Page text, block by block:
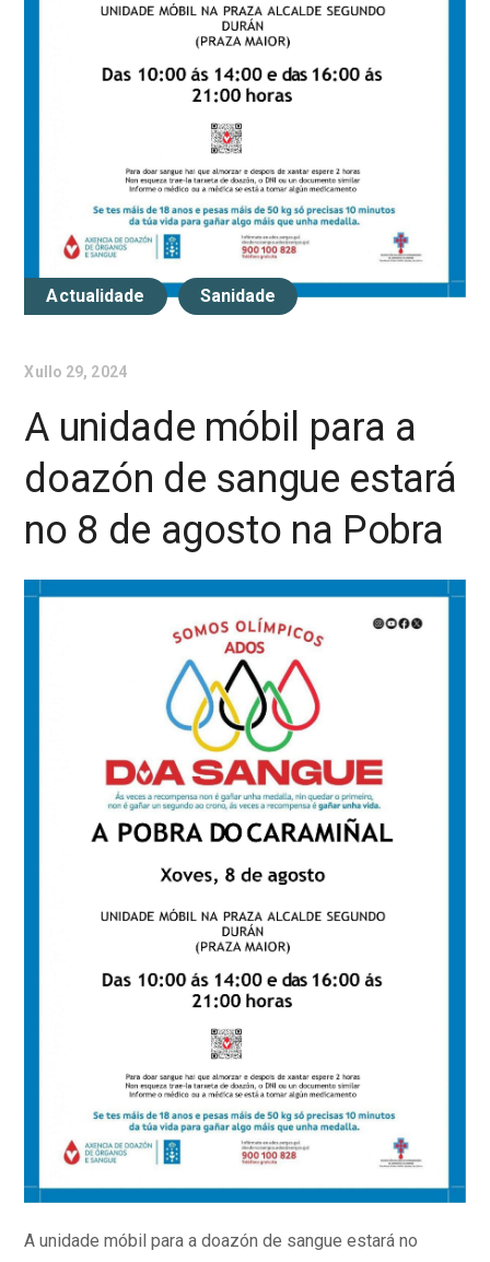
Actualidade Sanidade
Xullo 29, 2024
A unidade móbil para a
doazón de sangue estará
no 8 de agosto na Pobra
A unidade móbil para a doazón de sangue estará no